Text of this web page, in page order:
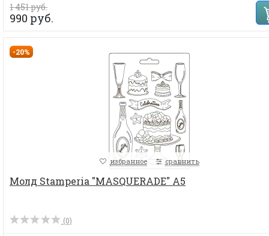
1 451 руб.
990 руб.
-20%
избранное сравнить
Молд Stamperia "MASQUERADE" А5
(0)